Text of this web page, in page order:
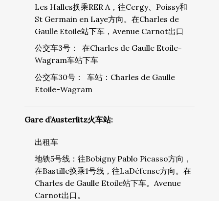
Les Halles换乘RER A，往Cergy、Poissy和
St Germain en Laye方向。在Charles de
Gaulle Etoile站下车，Avenue Carnot出口
公交车3号： 在Charles de Gaulle Etoile-
Wagram车站下车
公交车30号： 车站：Charles de Gaulle
Etoile-Wagram
Gare d’Austerlitz火车站:
出租车
地铁5号线：往Bobigny Pablo Picasso方向，
在Bastille换乘1号线，往LaDéfense方向。在
Charles de Gaulle Etoile站下车。Avenue
Carnot出口。